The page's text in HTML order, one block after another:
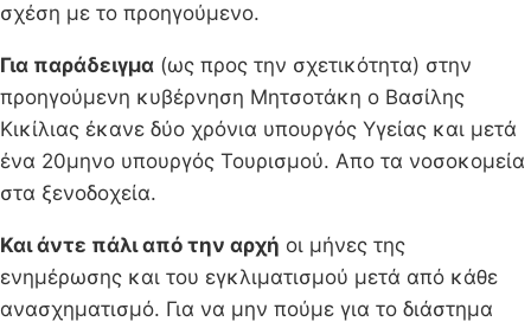
σχέση με το προηγούμενο.
Για παράδειγμα (ως προς την σχετικότητα) στην
προηγούμενη κυβέρνηση Μητσοτάκη ο Βασίλης
Κικίλιας έκανε δύο χρόνια υπουργός Υγείας και μετά
ένα 20μηνο υπουργός Τουρισμού. Απο τα νοσοκομεία
στα ξενοδοχεία.
Και άντε πάλι από την αρχή οι μήνες της
ενημέρωσης και του εγκλιματισμού μετά από κάθε
ανασχηματισμό. Για να μην πούμε για το διάστημα